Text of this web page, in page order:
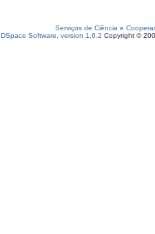
Serviços de Ciência e
DSpace Software, version 1.6.2 Copyright ©